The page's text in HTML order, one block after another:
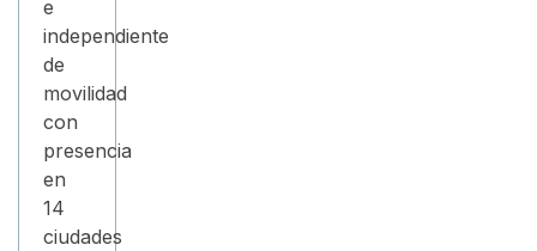
e
independiente
de
movilidad
con
presencia
en
14
ciudades